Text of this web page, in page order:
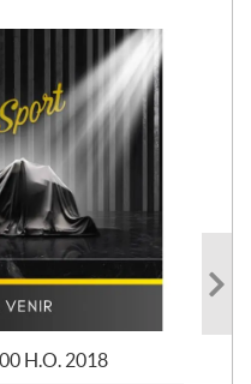
H.O. 2018